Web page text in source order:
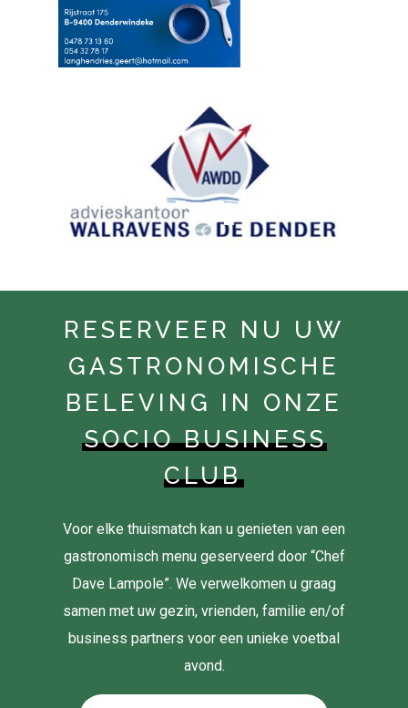
RESERVEER NU UW
GASTRONOMISCHE
BELEVING IN ONZE
SOCIO BUSINESS
CLUB
Voor elke thuismatch kan u genieten van een
gastronomisch menu geserveerd door “Chef
Dave Lampole”. We verwelkomen u graag
samen met uw gezin, vrienden, familie en/of
business partners voor een unieke voetbal
avond.